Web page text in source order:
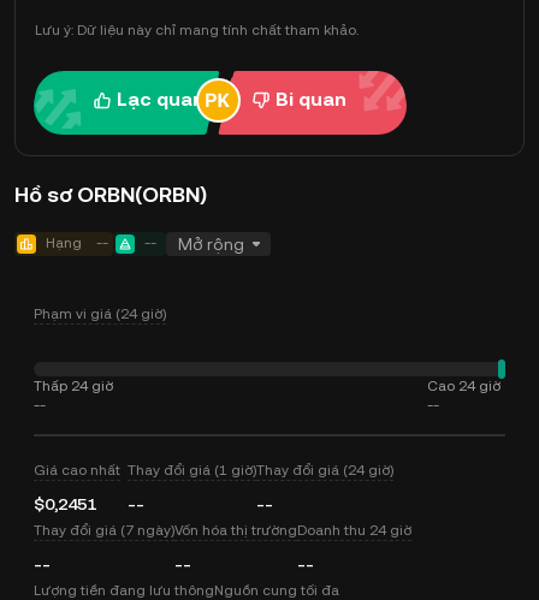
Lưu ý: Dữ liệu này chỉ mang tính chất tham khảo.
Lạc quan Bi quan
Hồ sơ ORBN(ORBN)
Hạng -- -- Mở rộng
Phạm vi giá (24 giờ)
Thấp 24 giờ
--
Cao 24 giờ
--
Giá cao nhất
$0,2451
Thay đổi giá (1 giờ)
--
Thay đổi giá (24 giờ)
--
Thay đổi giá (7 ngày)
--
Vốn hóa thị trường
--
Doanh thu 24 giờ
--
Lượng tiền đang lưu thôngNguồn cung tối đa